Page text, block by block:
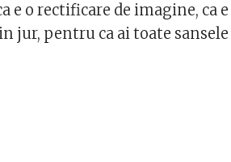
e o rectificare de imagine, ca e
jur, pentru ca ai toate sansele